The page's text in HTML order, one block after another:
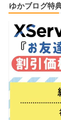
ゆかブログ特